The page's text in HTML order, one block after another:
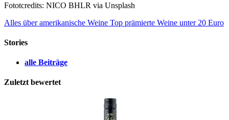
Fototcredits: NICO BHLR via Unsplash
Alles über amerikanische Weine Top prämierte Weine unter 20 Euro
Stories
alle Beiträge
Zuletzt bewertet